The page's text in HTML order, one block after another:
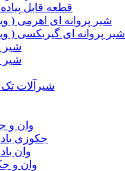
قطعه قابل
شیر پروانه ای اهرمی (
شیر پروانه ای گیربکسی (
شیر
شیر
شیرآلات تک
وان و
جکوزی
وان
وان و